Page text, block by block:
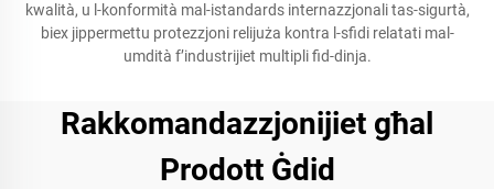
kwalità, u l-konformità mal-istandards internazzjonali tas-sigurtà,
biex jippermettu protezzjoni relijuża kontra l-sfidi relatati mal-
umdità f’industrijiet multipli fid-dinja.
Rakkomandazzjonijiet għal
Prodott Ġdid